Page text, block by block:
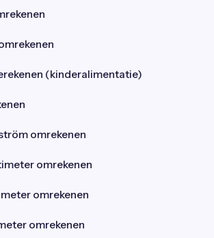
(kinderalimentatie)
omrekenen
omrekenen
omrekenen
omrekenen